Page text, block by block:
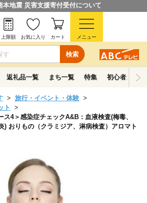
本地震 災害支援寄付受付について
検索
上限額 お気に入り カート メニュー
返礼品一覧 まち一覧 特集 初心者ガイド
旅行・イベント・体験
ト
ス4＞感染症チェックA&B：血液検査(梅毒、
) おりもの（クラミジア、淋病検査）アロマト